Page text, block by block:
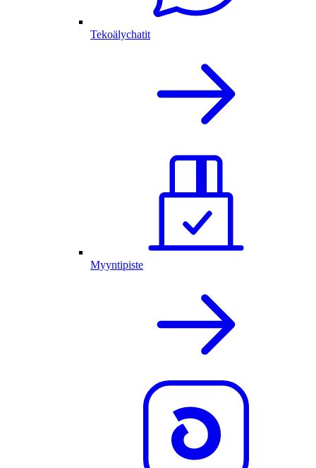
Tekoälychatit
Myyntipiste